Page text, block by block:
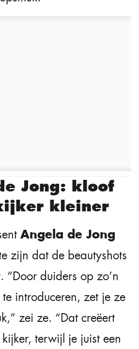
Jong: kloof
kleiner
Angela de Jong
zijn dat de beautyshots
“Door duiders op zo’n
introduceren, zet je ze
zei ze. “Dat creëert
terwijl je juist een